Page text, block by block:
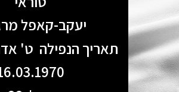
יעקב-קאפל
תאריך הנפילה ט'